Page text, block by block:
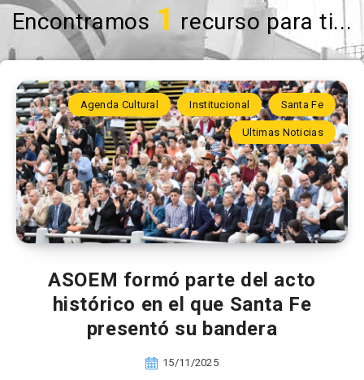
Encontramos 1 recurso para ti...
Agenda Cultural Institucional Santa Fe
Ultimas Noticias
ASOEM formó parte del acto
histórico en el que Santa Fe
presentó su bandera
15/11/2025